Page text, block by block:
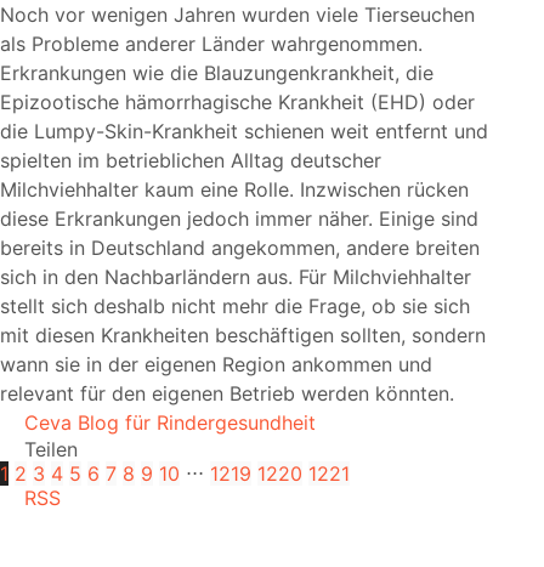
Noch vor wenigen Jahren wurden viele Tierseuchen
als Probleme anderer Länder wahrgenommen.
Erkrankungen wie die Blauzungenkrankheit, die
Epizootische hämorrhagische Krankheit (EHD) oder
die Lumpy-Skin-Krankheit schienen weit entfernt und
spielten im betrieblichen Alltag deutscher
Milchviehhalter kaum eine Rolle. Inzwischen rücken
diese Erkrankungen jedoch immer näher. Einige sind
bereits in Deutschland angekommen, andere breiten
sich in den Nachbarländern aus. Für Milchviehhalter
stellt sich deshalb nicht mehr die Frage, ob sie sich
mit diesen Krankheiten beschäftigen sollten, sondern
wann sie in der eigenen Region ankommen und
relevant für den eigenen Betrieb werden könnten.
Ceva Blog für Rindergesundheit
Teilen
1 2 3 4 5 6 7 8 9 10 ⋅⋅⋅ 1219 1220 1221
RSS